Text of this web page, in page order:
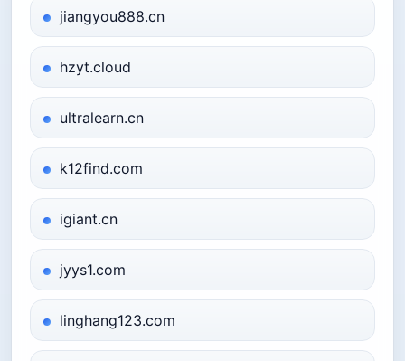
jiangyou888.cn
hzyt.cloud
ultralearn.cn
k12find.com
igiant.cn
jyys1.com
linghang123.com